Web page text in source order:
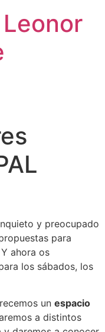
y preocupado
para
ahora os
los sábados, los
un espacio
a distintos